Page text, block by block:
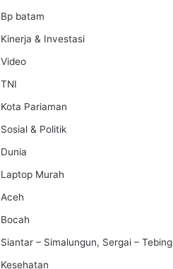
Bp batam
Kinerja & Investasi
Video
TNI
Kota Pariaman
Sosial & Politik
Dunia
Laptop Murah
Aceh
Bocah
Siantar – Simalungun, Sergai – Tebing
Kesehatan